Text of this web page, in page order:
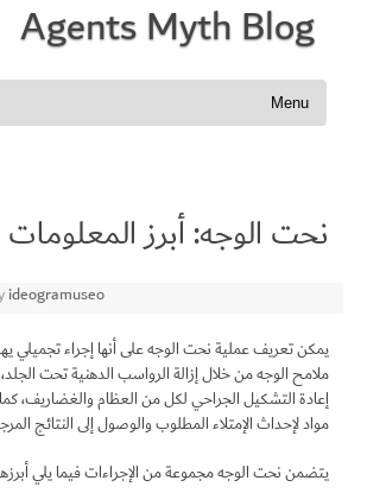
Agents Myth Blog
Skip to content
نحت الوجه: أبرز المعلومات
ideogramuseo
يمكن تعريف عملية نحت الوجه على أنها إجراء تجميلي
ملامح الوجه من خلال إزالة الرواسب الدهنية تحت
إعادة التشكيل الجراحي لكل من العظام والغضاريف،
مواد لإحداث الإمتلاء المطلوب والوصول إلى النتائج
يتضمن نحت الوجه مجموعة من الإجراءات فيما يلي